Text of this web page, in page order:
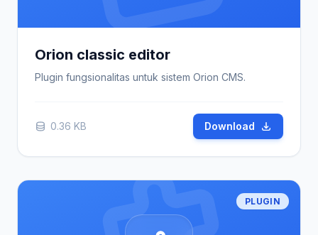
Orion classic editor
Plugin fungsionalitas untuk sistem Orion CMS.
0.36 KB Download
PLUGIN